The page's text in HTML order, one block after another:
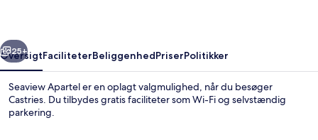
Næste
25+
OversigtFaciliteterBeliggenhedPriserPolitikker
Seaview Apartel er en oplagt valgmulighed, når du besøger
Castries. Du tilbydes gratis faciliteter som Wi-Fi og selvstændig
parkering.